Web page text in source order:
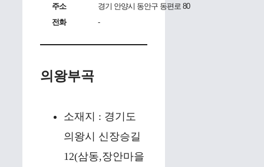
주소
경기 안양시 동안구 동편로 80
전화
-
의왕부곡
소재지 : 경기도
의왕시 신장승길
12(삼동,장안마을